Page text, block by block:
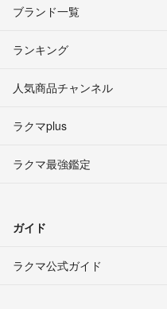
ブランド一覧
ランキング
人気商品チャンネル
ラクマplus
ラクマ最強鑑定
ガイド
ラクマ公式ガイド